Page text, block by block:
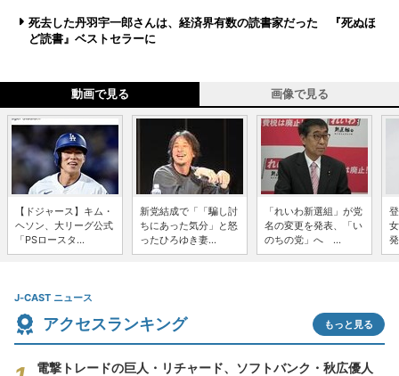
死去した丹羽宇一郎さんは、経済界有数の読書家だった 『死ぬほ
ど読書』ベストセラーに
動画で見る 画像で見る
【ドジャース】キム・
ヘソン、大リーグ公式
「PSロースタ...
新党結成で「「騙し討
ちにあった気分」と怒
ったひろゆき妻...
「れいわ新選組」が党
名の変更を発表、「い
のちの党」へ ...
J-CAST ニュース
アクセスランキング もっと見る
電撃トレードの巨人・リチャード、ソフトバンク・秋広優人